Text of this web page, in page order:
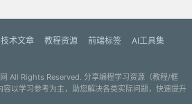
技术文章 教程资源 前端标签
AI工具集